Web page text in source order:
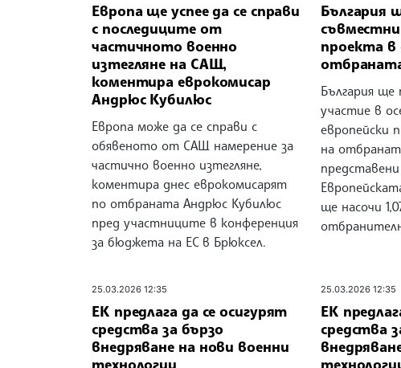
Европа ще успее да се справи
с последиците от
частичното военно
изтегляне на САЩ,
коментира еврокомисар
Андрюс Кубилюс
Европа може да се справи с
обявеното от САЩ намерение за
частично военно изтегляне,
коментира днес еврокомисарят
по отбраната Андрюс Кубилюс
пред участниците в конференция
за бюджета на ЕС в Брюксел.
България
проекта
България ще
участие в
европейски
на
ще насочи
25.03.2026 12:35
ЕК предлага да се осигурят
средства за бързо
внедряване на нови военни
технологии
25.03.2026 12:35
ЕК
средства